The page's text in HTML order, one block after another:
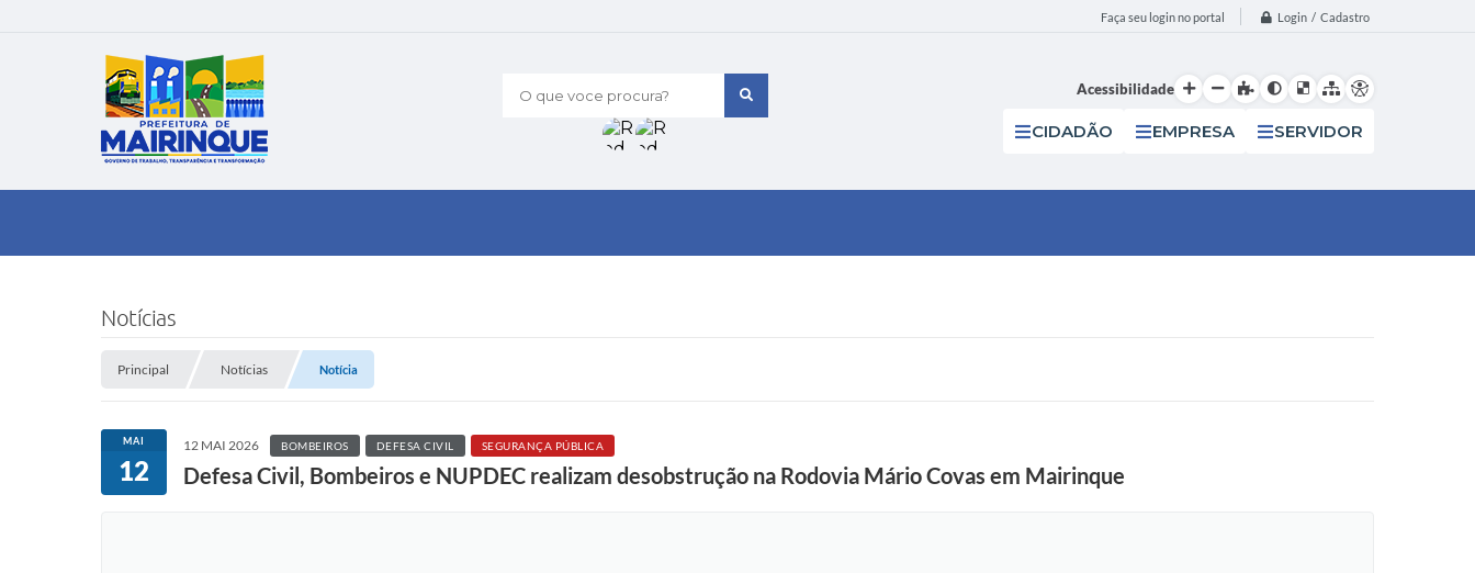
Faça seu login no portal Login / Cadastro
O que voce procura? Acessibilidade
CIDADÃO EMPRESA SERVIDOR
Notícias
Principal Notícias Notícia
MAI
12
12 MAI 2026 BOMBEIROS DEFESA CIVIL SEGURANÇA PÚBLICA
Defesa Civil, Bombeiros e NUPDEC realizam desobstrução na Rodovia Mário Covas em Mairinque